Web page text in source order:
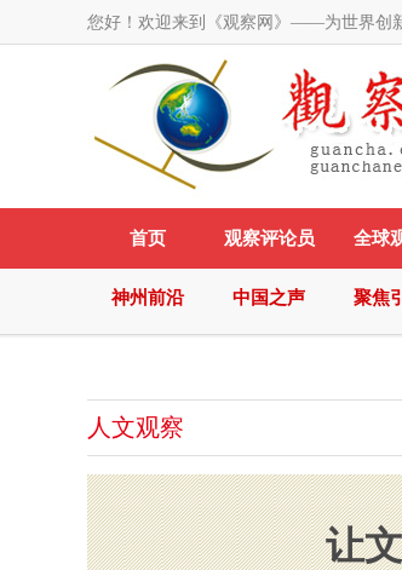
您好！欢迎来到《观察网》——为世界创
首页 观察评论员 全球
神州前沿 中国之声 聚焦
人文观察
让